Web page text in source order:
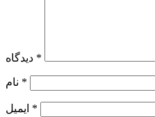
*
*
*